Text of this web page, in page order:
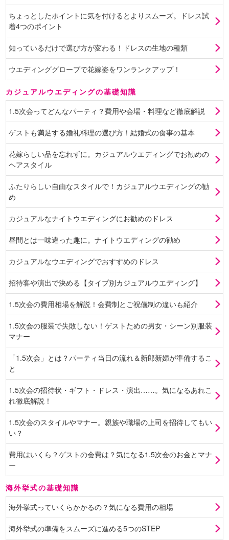
ちょっとしたポイントに気を付けるとよりスムーズ。ドレス試
着4つのポイント
知っているだけで選び方が変わる！ドレスの生地の種類
ウエディンググローブで花嫁姿をワンランクアップ！
カジュアルウエディングの基礎知識
1.5次会ってどんなパーティ？費用や会場・料理など徹底解説
ゲストも満足する婚礼料理の選び方！結婚式の食事の基本
花嫁らしい品を忘れずに。カジュアルウエディングでお勧めの
ヘアスタイル
ふたりらしい自由なスタイルで！カジュアルウエディングの勧
め
カジュアルなナイトウエディングにお勧めのドレス
昼間とは一味違った趣に。ナイトウエディングの勧め
カジュアルなウエディングでおすすめのドレス
招待客や演出で決める【タイプ別カジュアルウエディング】
1.5次会の費用相場を解説！会費制とご祝儀制の違いも紹介
1.5次会の服装で失敗しない！ゲストための男女・シーン別服装
マナー
「1.5次会」とは？パーティ当日の流れ＆新郎新婦が準備するこ
と
1.5次会の招待状・ギフト・ドレス・演出……。気になるあれこ
れ徹底解説！
1.5次会のスタイルやマナー。親族や職場の上司を招待してもい
い？
費用はいくら？ゲストの会費は？気になる1.5次会のお金とマナ
ー
海外挙式の基礎知識
海外挙式っていくらかかるの？気になる費用の相場
海外挙式の準備をスムーズに進める5つのSTEP